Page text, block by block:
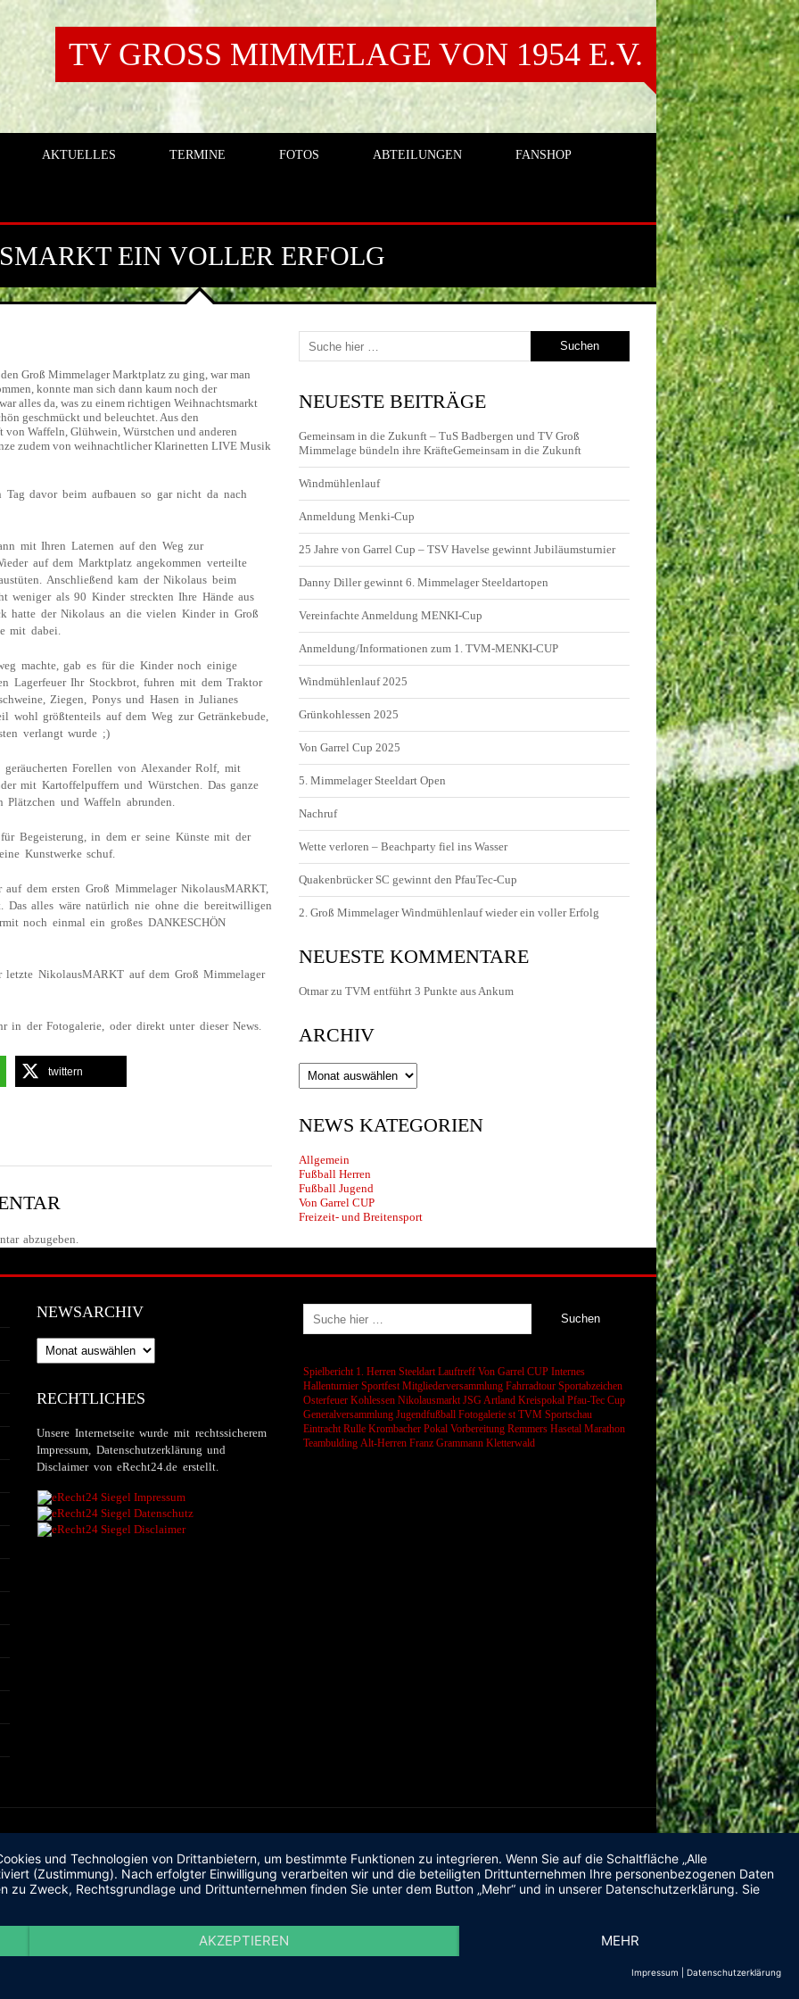
TV GROSS MIMMELAGE VON 1954 E.V.
AKTUELLES TERMINE FOTOS ABTEILUNGEN FANSHOP
EIN VOLLER ERFOLG
Groß Mimmelager Marktplatz zu ging, war man
konnte man sich dann kaum noch der
alles da, was zu einem richtigen Weihnachtsmarkt
geschmückt und beleuchtet. Aus den
Waffeln, Glühwein, Würstchen und anderen
zudem von weihnachtlicher Klarinetten LIVE Musik
davor beim aufbauen so gar nicht da nach
mit Ihren Laternen auf den Weg zur
auf dem Marktplatz angekommen verteilte
Anschließend kam der Nikolaus beim
weniger als 90 Kinder streckten Ihre Hände aus
hatte der Nikolaus an die vielen Kinder in Groß
mit dabei.
machte, gab es für die Kinder noch einige
Lagerfeuer Ihr Stockbrot, fuhren mit dem Traktor
Ziegen, Ponys und Hasen in Julianes
wohl größtenteils auf dem Weg zur Getränkebude,
verlangt wurde ;)
Forellen von Alexander Rolf, mit
mit Kartoffelpuffern und Würstchen. Das ganze
und Waffeln abrunden.
Begeisterung, in dem er seine Künste mit der
Kunstwerke schuf.
dem ersten Groß Mimmelager NikolausMARKT,
Das alles wäre natürlich nie ohne die bereitwilligen
noch einmal ein großes DANKESCHÖN
NikolausMARKT auf dem Groß Mimmelager
in der Fotogalerie, oder direkt unter dieser News.
twittern
abzugeben.
NEUESTE BEITRÄGE
Gemeinsam in die Zukunft – TuS Badbergen und TV Groß
Mimmelage bündeln ihre KräfteGemeinsam in die Zukunft
Windmühlenlauf
Anmeldung Menki-Cup
25 Jahre von Garrel Cup – TSV Havelse gewinnt Jubiläumsturnier
Danny Diller gewinnt 6. Mimmelager Steeldartopen
Vereinfachte Anmeldung MENKI-Cup
Anmeldung/Informationen zum 1. TVM-MENKI-CUP
Windmühlenlauf 2025
Grünkohlessen 2025
Von Garrel Cup 2025
5. Mimmelager Steeldart Open
Nachruf
Wette verloren – Beachparty fiel ins Wasser
Quakenbrücker SC gewinnt den PfauTec-Cup
2. Groß Mimmelager Windmühlenlauf wieder ein voller Erfolg
NEUESTE KOMMENTARE
OtmarzuTVM entführt 3 Punkte aus Ankum
ARCHIV
Archiv
NEWS KATEGORIEN
Allgemein
Fußball Herren
Fußball Jugend
Von Garrel CUP
Freizeit- und Breitensport
NEWSARCHIV
Newsarchiv
RECHTLICHES
Unsere Internetseite wurde mit rechtssicherem
Impressum, Datenschutzerklärung und
Disclaimer von eRecht24.de erstellt.
Spielbericht 1. Herren Steeldart Lauftreff Von Garrel CUP Internes
Hallenturnier Sportfest Mitgliederversammlung Fahrradtour Sportabzeichen
Osterfeuer Kohlessen Nikolausmarkt JSG Artland Kreispokal Pfau-Tec Cup
Generalversammlung Jugendfußball Fotogalerie st TVM Sportschau
Eintracht Rulle Krombacher Pokal Vorbereitung Remmers Hasetal Marathon
Teambulding Alt-Herren Franz Grammann Kletterwald
und Technologien von Drittanbietern, um bestimmte Funktionen zu integrieren. Wenn Sie auf die Schaltfläche „Alle
(Zustimmung). Nach erfolgter Einwilligung verarbeiten wir und die beteiligten Drittunternehmen Ihre personenbezogenen Daten
Zweck, Rechtsgrundlage und Drittunternehmen finden Sie unter dem Button „Mehr“ und in unserer Datenschutzerklärung. Sie
AKZEPTIEREN MEHR
Impressum Datenschutzerklärung